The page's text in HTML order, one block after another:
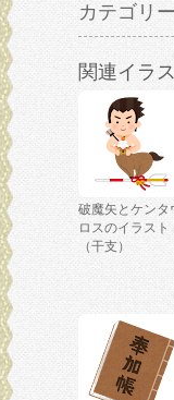
カテゴリ
関連イラ
破魔矢とケンタ
ロスのイラスト
（干支）